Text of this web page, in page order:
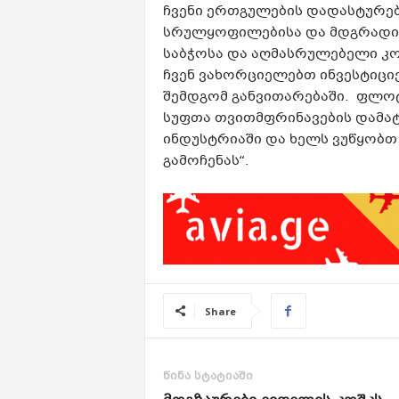
ჩვენი ერთგულების
სრულყოფილებისა და მდგრადი
საბჭოსა და აღმასრულებელი
ჩვენ ვახორციელებთ
შემდგომ განვითარებაში.
სუფთა თვითმფრინავების
ინდუსტრიაში და ხელს
გამოჩენას“.
Share
წინა სტატიაში